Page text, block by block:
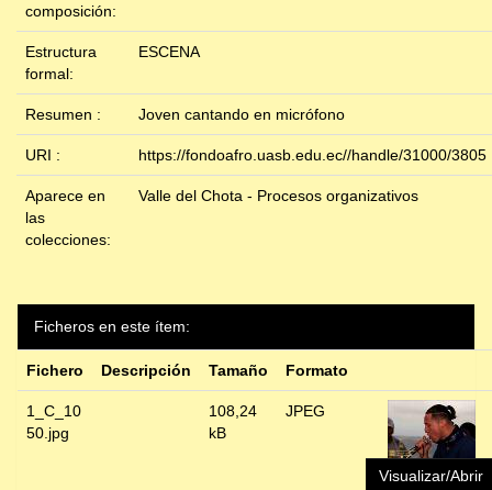
composición:
Estructura
formal:
ESCENA
Resumen : Joven cantando en micrófono
URI : https://fondoafro.uasb.edu.ec//handle/31000/3805
Aparece en
las
colecciones:
Valle del Chota - Procesos organizativos
Ficheros en este ítem:
Fichero Descripción Tamaño Formato
1_C_10
50.jpg
108,24
kB
JPEG
Visualizar/Abrir